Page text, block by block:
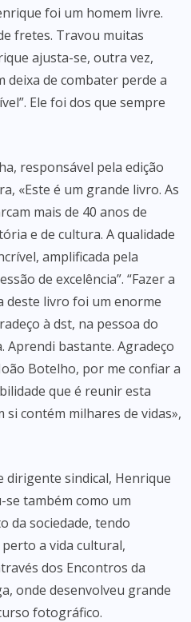
foi um homem livre.
fretes. Travou muitas
ajusta-se, outra vez,
deixa de combater perde a
Ele foi dos que sempre
responsável pela edição
«Este é um grande livro. As
mais de 40 anos de
e de cultura. A qualidade
amplificada pela
de excelência”. “Fazer a
deste livro foi um enorme
à dst, na pessoa do
Aprendi bastante. Agradeço
Botelho, por me confiar a
que é reunir esta
si contém milhares de vidas»,
dirigente sindical, Henrique
também como um
da sociedade, tendo
a vida cultural,
dos Encontros da
onde desenvolveu grande
fotográfico.